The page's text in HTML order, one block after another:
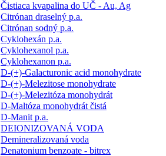
Čistiaca kvapalina do UČ - Au, Ag
Citrónan draselný p.a.
Citrónan sodný p.a.
Cyklohexán p.a.
Cyklohexanol p.a.
Cyklohexanon p.a.
D-(+)-Galacturonic acid monohydrate
D-(+)-Melezitose monohydrate
D-(+)-Melezitóza monohydrát
D-Maltóza monohydrát čistá
D-Manit p.a.
DEIONIZOVANÁ VODA
Demineralizovaná voda
Denatonium benzoate - bitrex